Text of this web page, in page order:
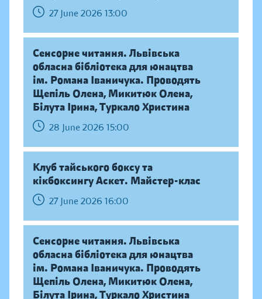
27 June 2026 13:00
Сенсорне читання. Львівська
обласна бібліотека для юнацтва
ім. Романа Іваничука. Проводять
Щепіль Олена, Микитюк Олена,
Білута Ірина, Туркало Христина
28 June 2026 15:00
Клуб тайського боксу та
кікбоксингу Аскет. Майстер-клас
27 June 2026 16:00
Сенсорне читання. Львівська
обласна бібліотека для юнацтва
ім. Романа Іваничука. Проводять
Щепіль Олена, Микитюк Олена,
Білута Ірина, Туркало Христина